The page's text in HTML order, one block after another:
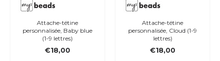
Attache-tétine
personnalisée, Baby blue
(1-9 lettres)
€18,00
Attache-tétine
personnalisée, Cloud (1-9
lettres)
€18,00